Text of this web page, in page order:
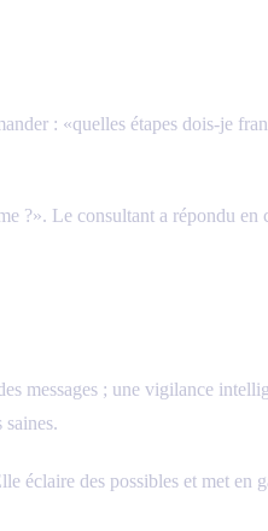
: «quelles étapes dois‑je
?». Le consultant a répondu
messages ; une vigilance
des possibles et met en